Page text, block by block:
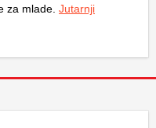
za mlade. Jutarnji